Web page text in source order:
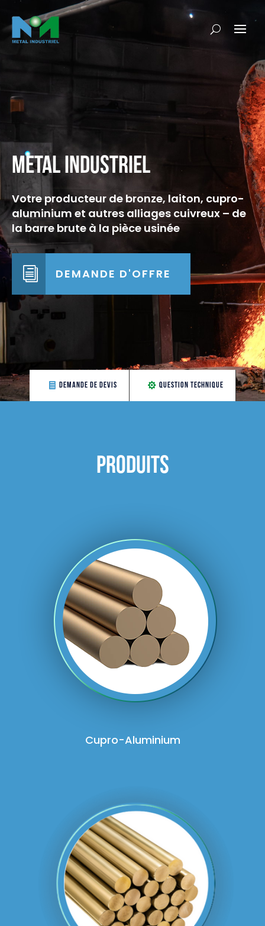
METAL INDUSTRIEL
Votre producteur de bronze, laiton, cupro-
aluminium et autres alliages cuivreux – de
la barre brute à la pièce usinée
DEMANDE D'OFFRE
DEMANDE DE DEVIS QUESTION TECHNIQUE
Produits
Cupro-Aluminium